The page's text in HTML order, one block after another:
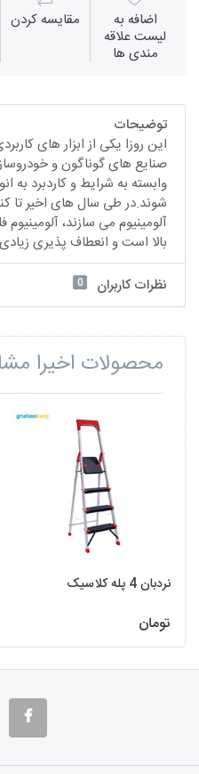
اضافه به
لیست علاقه
مندی ها
مقايسه كردن
توضیحات
این روزا یکی از ابزار های
صنایع های گوناگون و
وابسته به شرایط و کاردبرد به
شوند.در طی سال های اخیر تا
آلومینیوم می سازند،
بالا است و انعطاف پذیری
نظرات کاربران
0
محصولات اخیرا
نردبان 4 پله کلاسیک
تومان